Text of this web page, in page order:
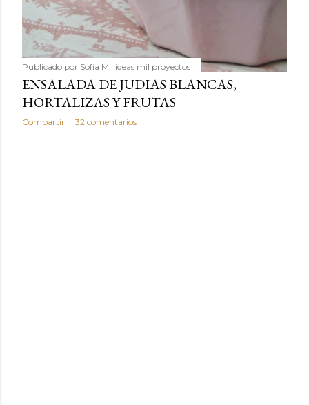
Publicado por Sofía Mil ideas mil proyectos
ENSALADA DE JUDIAS BLANCAS,
HORTALIZAS Y FRUTAS
Compartir 32 comentarios